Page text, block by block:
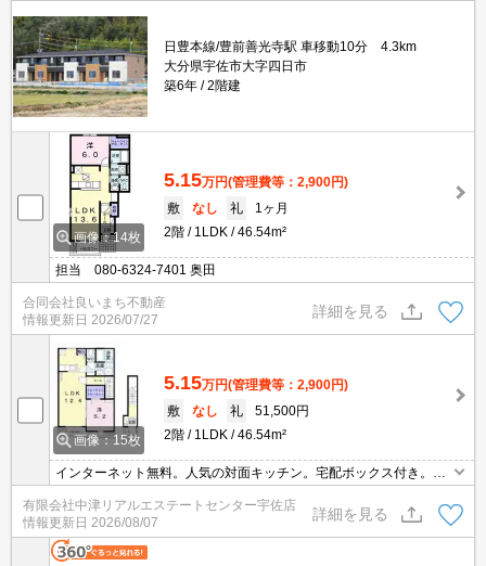
日豊本線/豊前善光寺駅 車移動10分 4.3km
大分県宇佐市大字四日市
築6年
2階建
画像：14枚
5.15万円(管理費等：2,900円)
敷
なし 礼
1ヶ月
2階
1LDK 46.54m²
担当 080-6324-7401 奥田
合同会社良いまち不動産
情報更新日 2026/07/27
詳細を見る
画像：15枚
5.15万円(管理費等：2,900円)
敷
なし 礼
51,500円
2階
1LDK 46.54m²
インターネット無料。人気の対面キッチン。宅配ボックス付き。ウ
焚き機能・温水洗浄便座・TVモニターホン等充実した設備が魅力的
です。
有限会社中津リアルエステートセンター宇佐店
情報更新日 2026/08/07
詳細を見る